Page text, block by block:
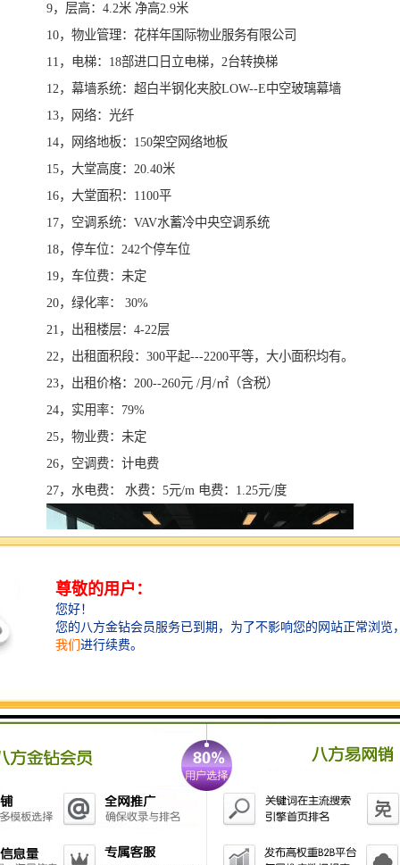
9，层高：4.2米 净高2.9米
10，物业管理：花样年国际物业服务有限公司
11，电梯：18部进口日立电梯，2台转换梯
12，幕墙系统：超白半钢化夹胶LOW--E中空玻璃幕墙
13，网络：光纤
14，网络地板：150架空网络地板
15，大堂高度：20.40米
16，大堂面积：1100平
17，空调系统：VAV水蓄冷中央空调系统
18，停车位：242个停车位
19，车位费：未定
20，绿化率： 30%
21，出租楼层：4-22层
22，出租面积段：300平起---2200平等，大小面积均有。
23，出租价格：200--260元 /月/㎡（含税）
24，实用率：79%
25，物业费：未定
26，空调费：计电费
27，水电费： 水费：5元/m 电费：1.25元/度
大成基金总部大厦位于深圳市南山区海德三道与中心路
交汇处的东北侧，建筑总高度为130米，包含地下4层和
地上30层，总建筑面积约7.8万平方米。
大成基金总部大厦塔楼占据基地北侧并向西悬挑，创造